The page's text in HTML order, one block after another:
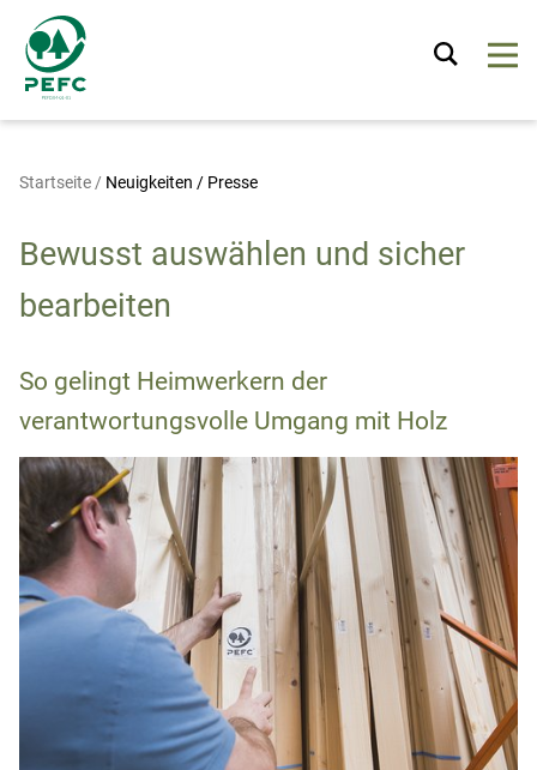
Startseite / Neuigkeiten / Presse
Bewusst auswählen und sicher
bearbeiten
So gelingt Heimwerkern der
verantwortungsvolle Umgang mit Holz